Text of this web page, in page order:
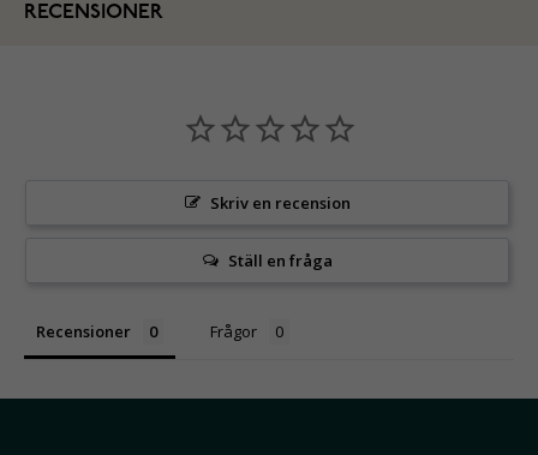
RECENSIONER
Skriv en recension
Ställ en fråga
Recensioner Frågor